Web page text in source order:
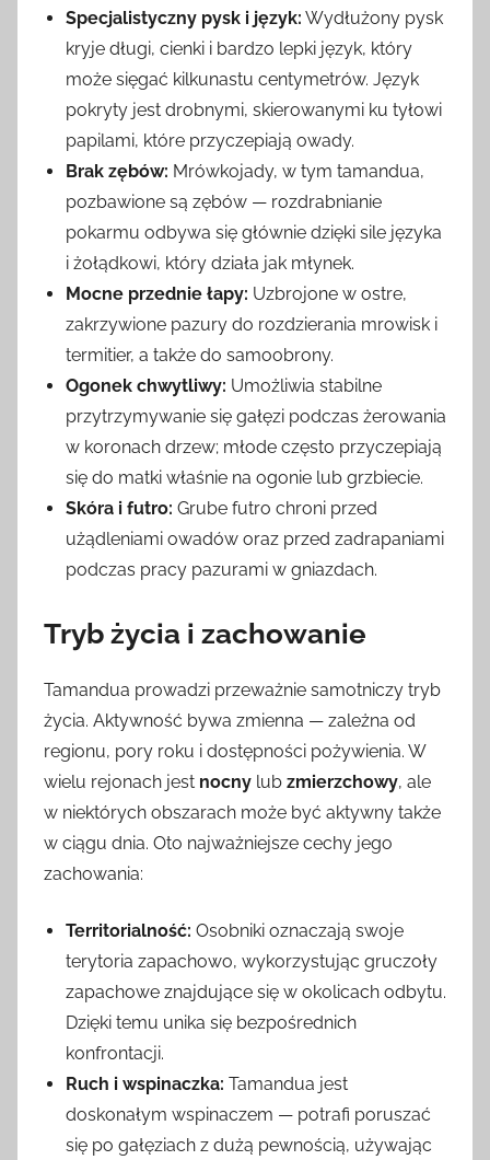
Specjalistyczny pysk i język: Wydłużony pysk
kryje długi, cienki i bardzo lepki język, który
może sięgać kilkunastu centymetrów. Język
pokryty jest drobnymi, skierowanymi ku tyłowi
papilami, które przyczepiają owady.
Brak zębów: Mrówkojady, w tym tamandua,
pozbawione są zębów — rozdrabnianie
pokarmu odbywa się głównie dzięki sile języka
i żołądkowi, który działa jak młynek.
Mocne przednie łapy: Uzbrojone w ostre,
zakrzywione pazury do rozdzierania mrowisk i
termitier, a także do samoobrony.
Ogonek chwytliwy: Umożliwia stabilne
przytrzymywanie się gałęzi podczas żerowania
w koronach drzew; młode często przyczepiają
się do matki właśnie na ogonie lub grzbiecie.
Skóra i futro: Grube futro chroni przed
użądleniami owadów oraz przed zadrapaniami
podczas pracy pazurami w gniazdach.
Tryb życia i zachowanie
Tamandua prowadzi przeważnie samotniczy tryb
życia. Aktywność bywa zmienna — zależna od
regionu, pory roku i dostępności pożywienia. W
wielu rejonach jest nocny lub zmierzchowy, ale
w niektórych obszarach może być aktywny także
w ciągu dnia. Oto najważniejsze cechy jego
zachowania:
Territorialność: Osobniki oznaczają swoje
terytoria zapachowo, wykorzystując gruczoły
zapachowe znajdujące się w okolicach odbytu.
Dzięki temu unika się bezpośrednich
konfrontacji.
Ruch i wspinaczka: Tamandua jest
doskonałym wspinaczem — potrafi poruszać
się po gałęziach z dużą pewnością, używając